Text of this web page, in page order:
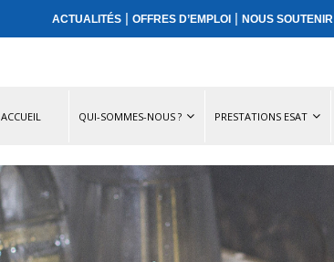
ACTUALITÉS |OFFRES D’EMPLOI |NOUS SOUTENIR
ACCUEIL QUI-SOMMES-NOUS ? PRESTATIONS ESAT